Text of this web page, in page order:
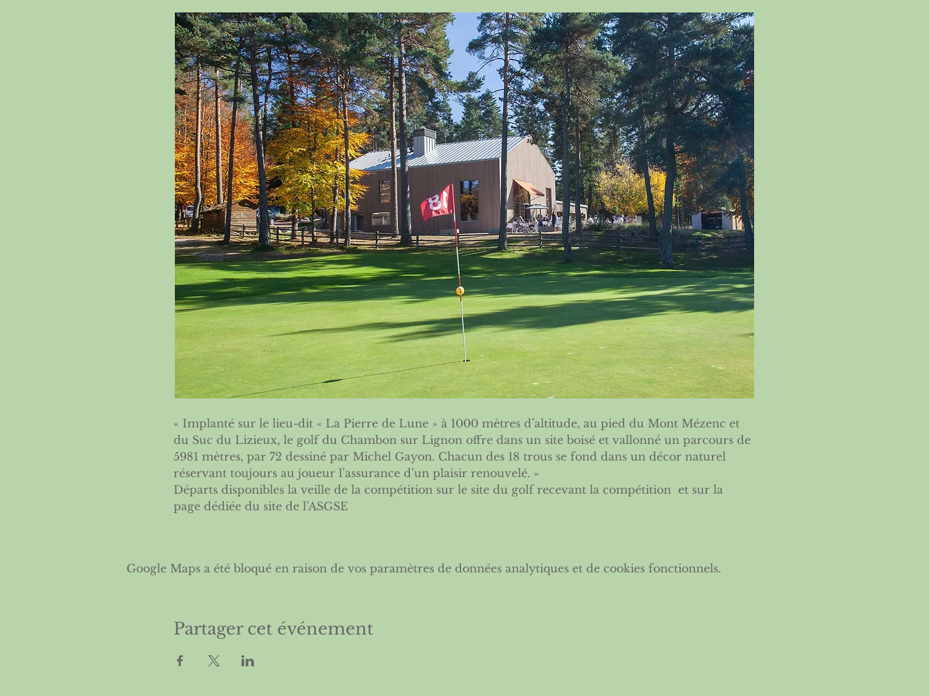
« Implanté sur le lieu-dit « La Pierre de Lune » à 1000 mètres d’altitude, au pied du Mont Mézenc et
du Suc du Lizieux, le golf du Chambon sur Lignon offre dans un site boisé et vallonné un parcours de
5981 mètres, par 72 dessiné par Michel Gayon. Chacun des 18 trous se fond dans un décor naturel
réservant toujours au joueur l’assurance d’un plaisir renouvelé. »
Départs disponibles la veille de la compétition sur le site du golf recevant la compétition  et sur la
page dédiée du site de l’ASGSE
Google Maps a été bloqué en raison de vos paramètres de données analytiques et de cookies fonctionnels.
Partager cet événement